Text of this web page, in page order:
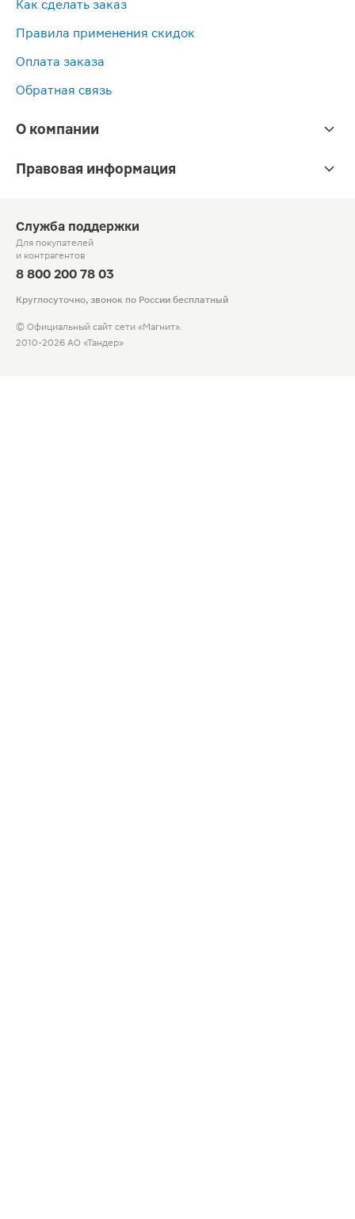
Как сделать заказ
Правила применения скидок
Оплата заказа
Обратная связь
О компании
Правовая информация
Служба поддержки
Для покупателей
и контрагентов
8 800 200 78 03
Круглосуточно, звонок по России бесплатный
© Официальный сайт сети «Магнит».
2010-2026 АО «Тандер»